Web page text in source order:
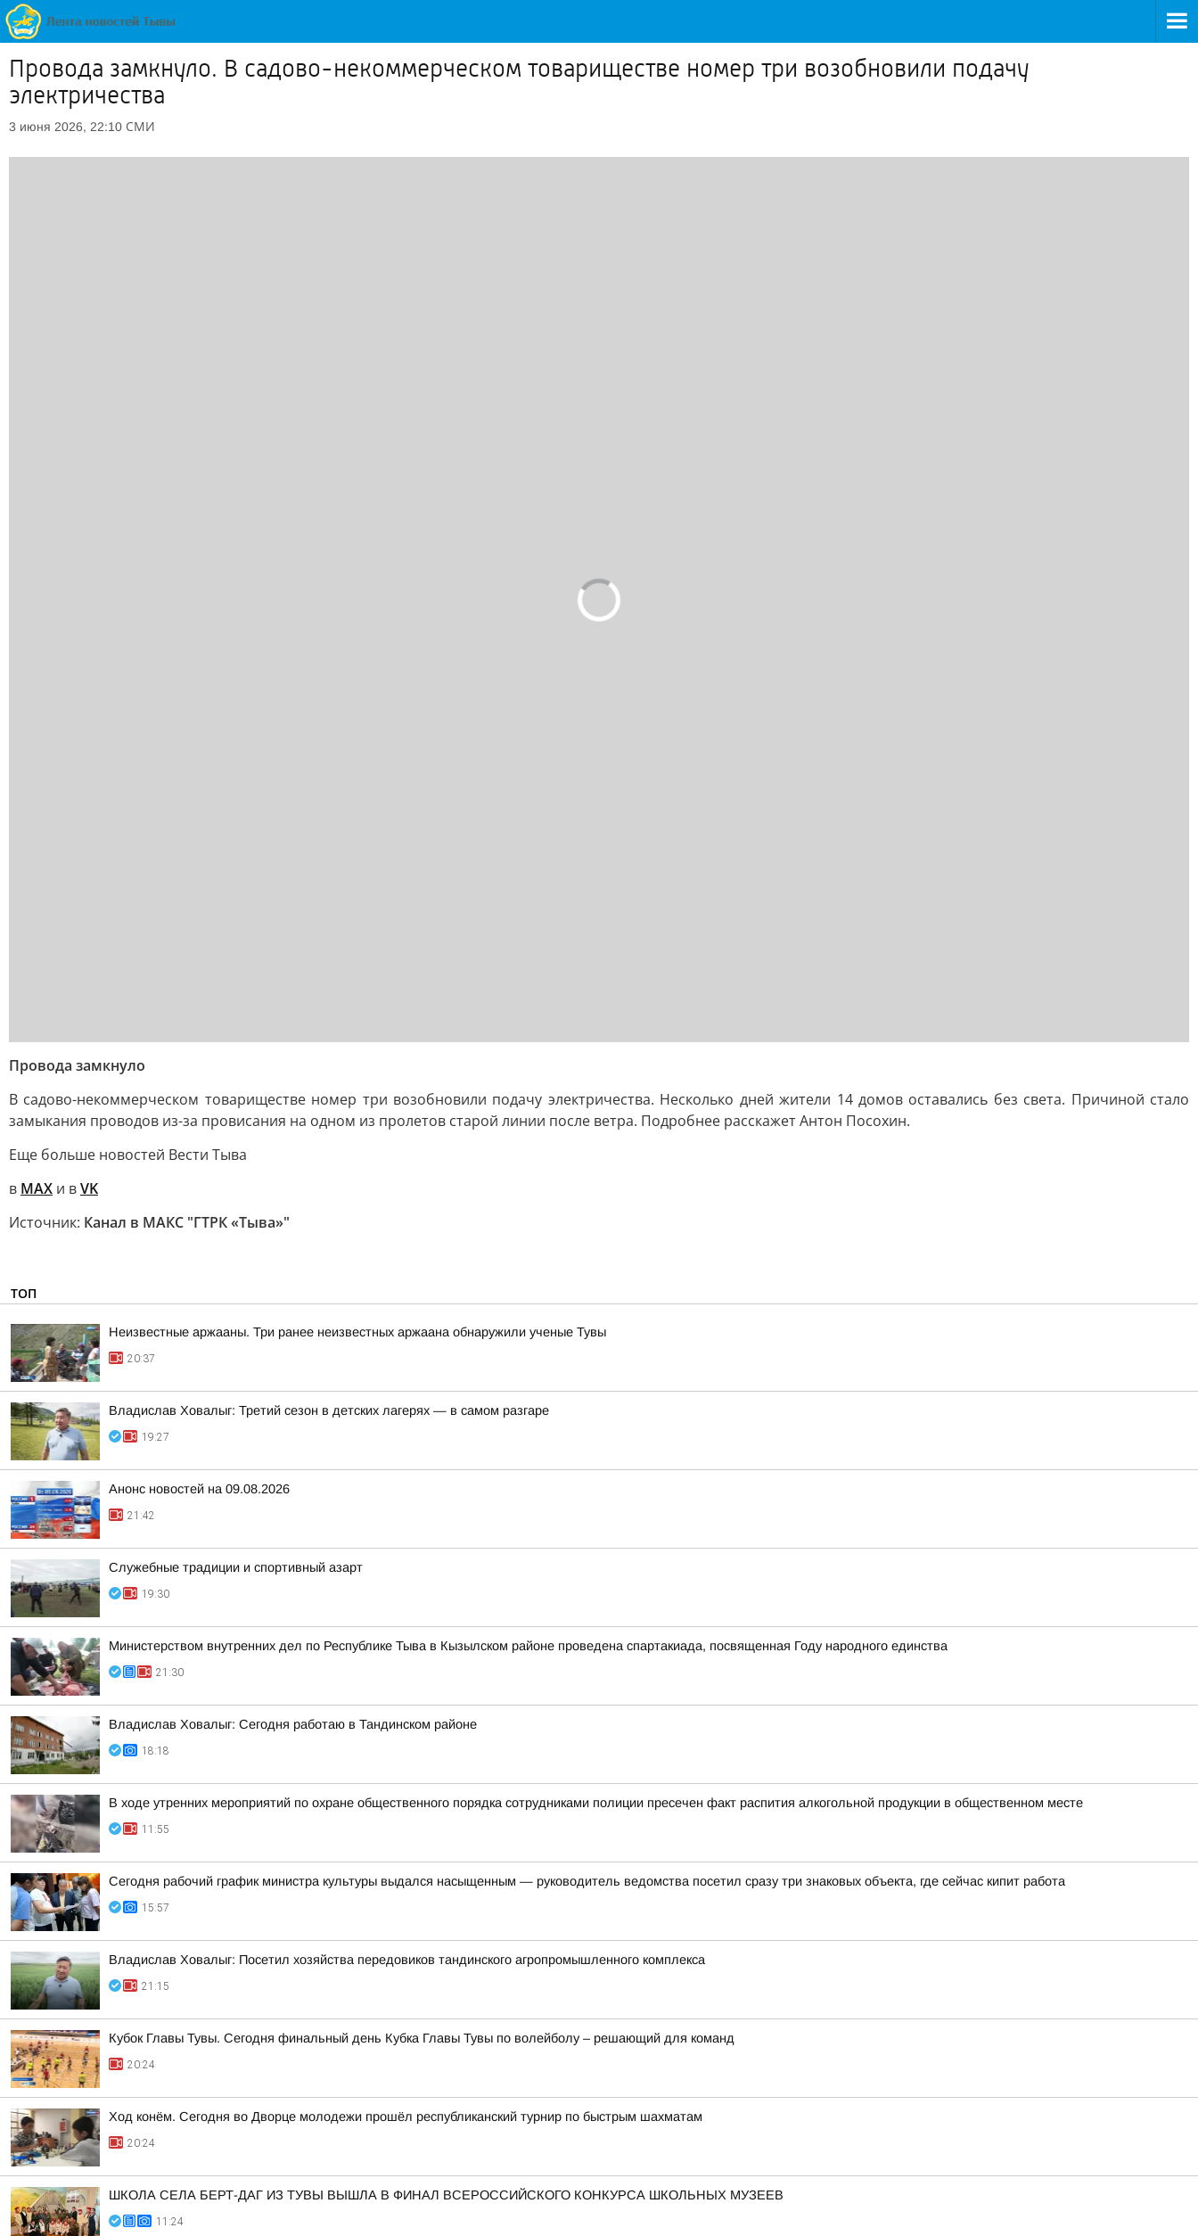
Провода замкнуло. В садово-некоммерческом товариществе номер три возобновили подачу
электричества
3 июня 2026, 22:10 СМИ
Провода замкнуло
В садово-некоммерческом товариществе номер три возобновили подачу электричества. Несколько дней жители 14 домов оставались без света. Причиной стало
замыкания проводов из-за провисания на одном из пролетов старой линии после ветра. Подробнее расскажет Антон Посохин.
Еще больше новостей Вести Тыва
в MAX и вVK
Источник: Канал в МАКС "ГТРК «Тыва»"
ТОП
Неизвестные аржааны. Три ранее неизвестных аржаана обнаружили ученые Тувы
20:37
Владислав Ховалыг: Третий сезон в детских лагерях — в самом разгаре
19:27
Анонс новостей на 09.08.2026
21:42
Служебные традиции и спортивный азарт
19:30
Министерством внутренних дел по Республике Тыва в Кызылском районе проведена спартакиада, посвященная Году народного единства
21:30
Владислав Ховалыг: Сегодня работаю в Тандинском районе
18:18
В ходе утренних мероприятий по охране общественного порядка сотрудниками полиции пресечен факт распития алкогольной продукции в общественном месте
11:55
Сегодня рабочий график министра культуры выдался насыщенным — руководитель ведомства посетил сразу три знаковых объекта, где сейчас кипит работа
15:57
Владислав Ховалыг: Посетил хозяйства передовиков тандинского агропромышленного комплекса
21:15
Кубок Главы Тувы. Сегодня финальный день Кубка Главы Тувы по волейболу – решающий для команд
20:24
Ход конём. Сегодня во Дворце молодежи прошёл республиканский турнир по быстрым шахматам
20:24
ШКОЛА СЕЛА БЕРТ-ДАГ ИЗ ТУВЫ ВЫШЛА В ФИНАЛ ВСЕРОССИЙСКОГО КОНКУРСА ШКОЛЬНЫХ МУЗЕЕВ
11:24